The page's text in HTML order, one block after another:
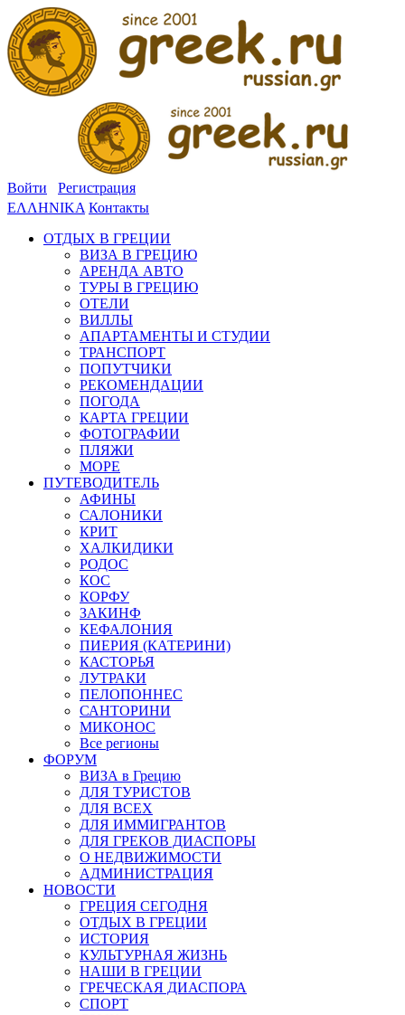
Войти
Регистрация
ΕΛΛΗΝΙΚΑ Контакты
ОТДЫХ В ГРЕЦИИ
ВИЗА В ГРЕЦИЮ
АРЕНДА АВТО
ТУРЫ В ГРЕЦИЮ
ОТЕЛИ
ВИЛЛЫ
АПАРТАМЕНТЫ И СТУДИИ
ТРАНСПОРТ
ПОПУТЧИКИ
РЕКОМЕНДАЦИИ
ПОГОДА
КАРТА ГРЕЦИИ
ФОТОГРАФИИ
ПЛЯЖИ
МОРЕ
ПУТЕВОДИТЕЛЬ
АФИНЫ
САЛОНИКИ
КРИТ
ХАЛКИДИКИ
РОДОС
КОС
КОРФУ
ЗАКИНФ
КЕФАЛОНИЯ
ПИЕРИЯ (КАТЕРИНИ)
КАСТОРЬЯ
ЛУТРАКИ
ПЕЛОПОННЕС
САНТОРИНИ
МИКОНОС
Все регионы
ФОРУМ
ВИЗА в Грецию
ДЛЯ ТУРИСТОВ
ДЛЯ ВСЕХ
ДЛЯ ИММИГРАНТОВ
ДЛЯ ГРЕКОВ ДИАСПОРЫ
О НЕДВИЖИМОСТИ
АДМИНИСТРАЦИЯ
НОВОСТИ
ГРЕЦИЯ СЕГОДНЯ
ОТДЫХ В ГРЕЦИИ
ИСТОРИЯ
КУЛЬТУРНАЯ ЖИЗНЬ
НАШИ В ГРЕЦИИ
ГРЕЧЕСКАЯ ДИАСПОРА
СПОРТ